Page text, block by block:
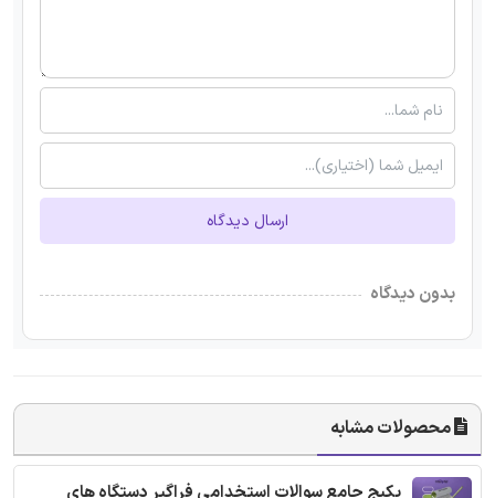
ارسال دیدگاه
بدون دیدگاه
محصولات مشابه